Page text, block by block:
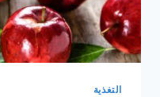
التغذية